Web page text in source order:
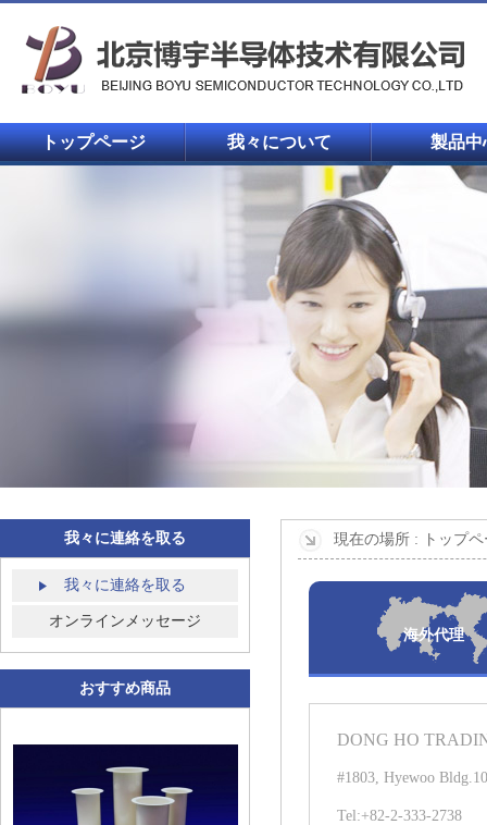
トップページ 我々について 製品中
我々に連絡を取る
我々に連絡を取る
オンラインメッセージ
おすすめ商品
現在の場所 : トップ
海外代理
DONG HO
#1803, Hyewoo
Tel:+82-2-333-2738